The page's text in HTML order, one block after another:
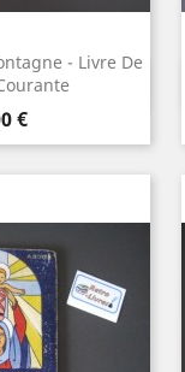
- Livre De
€
rapide